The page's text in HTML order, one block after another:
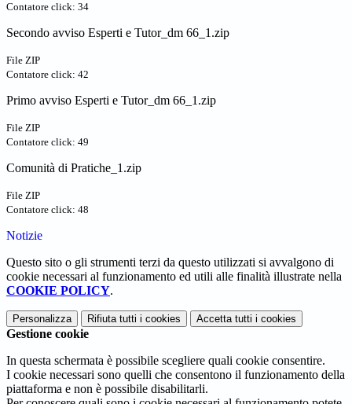
Contatore click: 34
Secondo avviso Esperti e Tutor_dm 66_1.zip
File ZIP
Contatore click: 42
Primo avviso Esperti e Tutor_dm 66_1.zip
File ZIP
Contatore click: 49
Comunità di Pratiche_1.zip
File ZIP
Contatore click: 48
Notizie
Questo sito o gli strumenti terzi da questo utilizzati si avvalgono di
cookie necessari al funzionamento ed utili alle finalità illustrate nella
COOKIE POLICY.
Personalizza Rifiuta tutti i cookies Accetta tutti i cookies
Gestione cookie
In questa schermata è possibile scegliere quali cookie consentire.
I cookie necessari sono quelli che consentono il funzionamento della
piattaforma e non è possibile disabilitarli.